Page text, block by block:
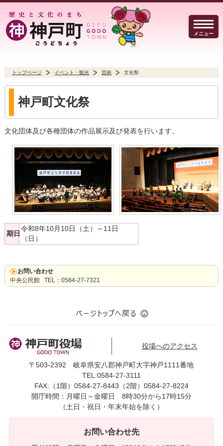
メニュー
暮らしのガイド イベント・観光
事業者の方へ 行政 よくある質問
読み上げる 文字サイズ
トップページ イベント・観光 芸術 文化祭
神戸町文化祭
文化団体及び各種団体の作品展示及び発表を行います。
期日
令和8年10月10日（土）～11日
（日）
お問い合わせ
中央公民館 TEL：0584-27-7321
役場へのアクセス
〒503-2392 岐阜県安八郡神戸町大字神戸1111番地
TEL:0584-27-3111
FAX:（1階）0584-27-8443（2階）0584-27-8224
開庁時間：月曜日～金曜日 8時30分から17時15分
（土日・祝日・年末年始を除く）
お問い合わせ先